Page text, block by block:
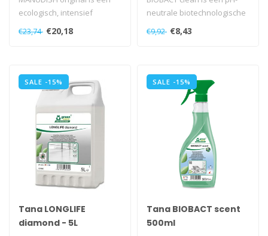
ecologisch, intensief
afwasmiddel.
€23,74 €20,18
neutrale biotechnologische
reiniger. BIOBACT clean
reini..
€9,92 €8,43
SALE -15%
Tana LONGLIFE
diamond - 5L
SALE -15%
Tana BIOBACT scent
500ml